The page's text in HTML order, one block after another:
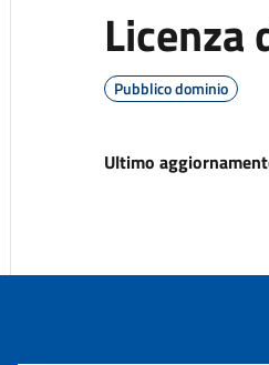
Pubblico dominio
Ultimo